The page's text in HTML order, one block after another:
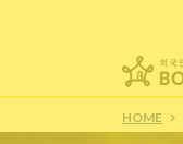
HOME